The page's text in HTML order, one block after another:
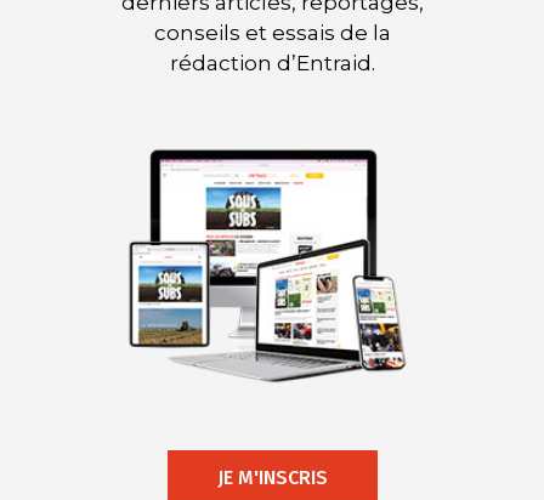
conseils et essais de la
rédaction d’Entraid.
JE M'INSCRIS